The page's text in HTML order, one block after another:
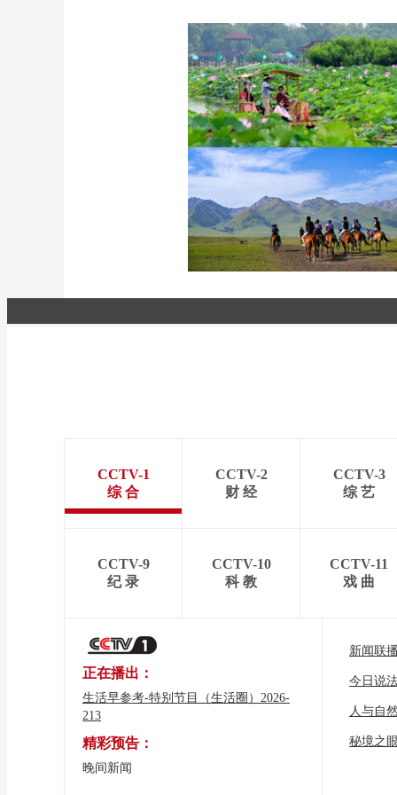
诗意中国：画船撑入花深
处
CCTV-1
综 合
CCTV-2
财 经
CCTV-3
综 艺
CCTV-9
纪 录
CCTV-10
科 教
CCTV-11
戏 曲
正在播出：
生活早参考-特别节目（生活圈）2026-
213
精彩预告：
晚间新闻
新闻联
今日说
人与自
秘境之